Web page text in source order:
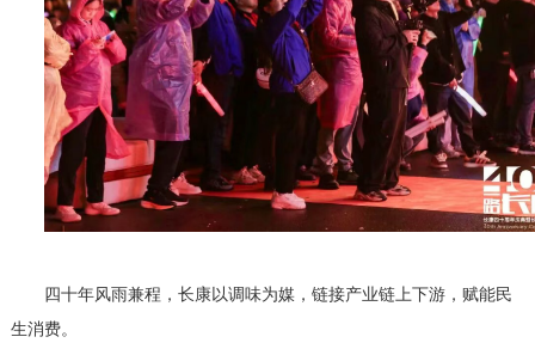
四十年风雨兼程，长康以调味为媒，链接产业链上下游，赋能民
生消费。